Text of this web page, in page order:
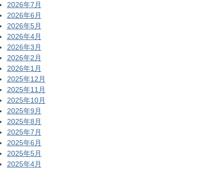
2026年7月
2026年6月
2026年5月
2026年4月
2026年3月
2026年2月
2026年1月
2025年12月
2025年11月
2025年10月
2025年9月
2025年8月
2025年7月
2025年6月
2025年5月
2025年4月